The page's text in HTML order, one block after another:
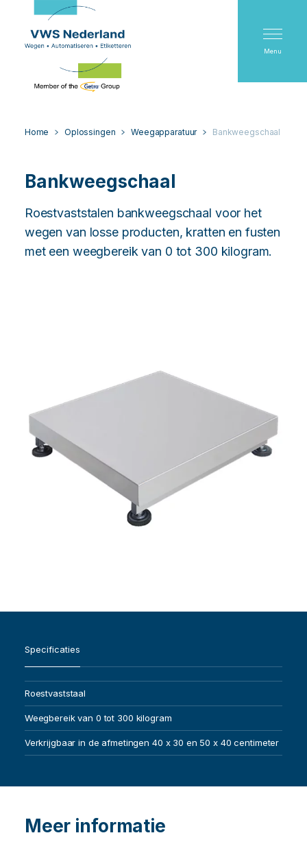
Menu
Home Oplossingen Weegapparatuur Bankweegschaal
Bankweegschaal
Roestvaststalen bankweegschaal voor het
wegen van losse producten, kratten en fusten
met een weegbereik van 0 tot 300 kilogram.
Specificaties
Roestvaststaal
Weegbereik van 0 tot 300 kilogram
Verkrijgbaar in de afmetingen 40 x 30 en 50 x 40 centimeter
Meer informatie